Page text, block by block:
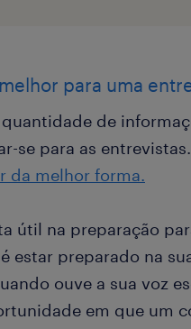
para uma
de
se para as entrevistas.
da melhor forma.
útil na preparação
estar preparado na
ouve a sua voz
em que um